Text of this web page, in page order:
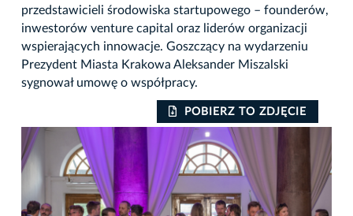
przedstawicieli środowiska startupowego – founderów,
inwestorów venture capital oraz liderów organizacji
wspierających innowacje. Goszczący na wydarzeniu
Prezydent Miasta Krakowa Aleksander Miszalski
sygnował umowę o współpracy.
POBIERZ TO ZDJĘCIE